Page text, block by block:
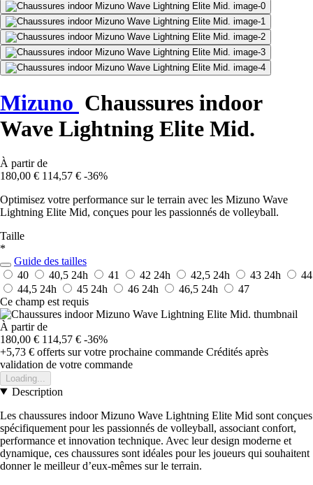
Mizuno Chaussures indoor
Wave Lightning Elite Mid.
À partir de
180,00 € 114,57 € -36%
Optimisez votre performance sur le terrain avec les Mizuno Wave
Lightning Elite Mid, conçues pour les passionnés de volleyball.
Taille
*
Guide des tailles
40
40,5 24h 41 42 24h 42,5 24h 43 24h
44
44,5 24h 45 24h 46 24h 46,5 24h
47
Ce champ est requis
À partir de
180,00 € 114,57 € -36%
+5,73 € offerts sur votre prochaine commande Crédités après
validation de votre commande
Loading...
Description
Les chaussures indoor Mizuno Wave Lightning Elite Mid sont conçues
spécifiquement pour les passionnés de volleyball, associant confort,
performance et innovation technique. Avec leur design moderne et
dynamique, ces chaussures sont idéales pour les joueurs qui souhaitent
donner le meilleur d’eux-mêmes sur le terrain.